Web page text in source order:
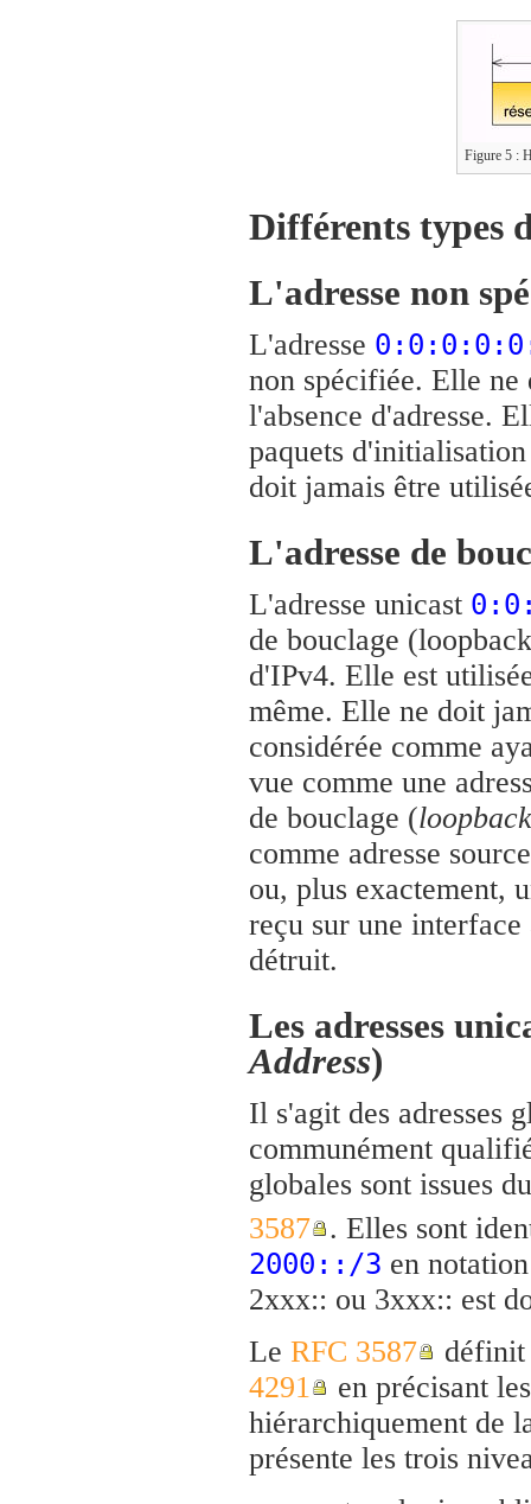
Figure 5 :
Différents types
L'adresse non
L'adresse
non spécifiée. Elle
l'absence d'adresse.
paquets
doit jamais être
L'adresse de
L'adresse unicast
de bouclage
d'IPv4. Elle est
même. Elle ne doit
considérée comme
vue comme une
de bouclage (
comme adresse
ou, plus exactement,
reçu sur une
détruit.
Les adresses
Address)
Il s'agit des adresses
communément
globales sont issues
3587 . Elles sont
2000::/3 en
2xxx:: ou 3xxx:: est
Le RFC 3587
définit
4291
en précisant
hiérarchiquement de
présente les trois